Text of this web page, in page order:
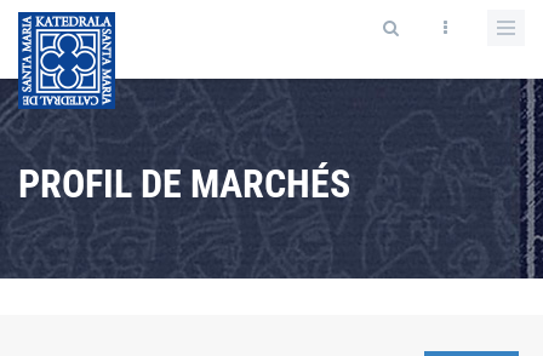
PROFIL DE MARCHÉS